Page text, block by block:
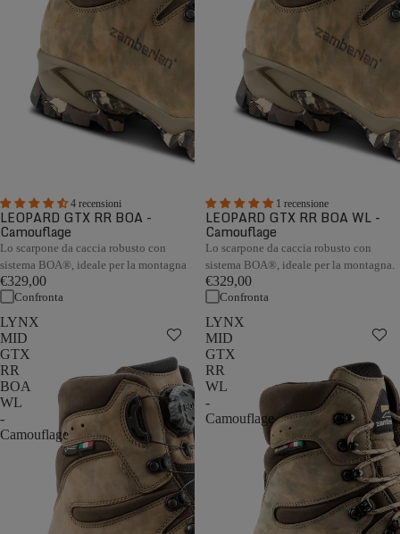
4 recensioni
LEOPARD GTX RR BOA -
Camouflage
Lo scarpone da caccia robusto con
sistema BOA®, ideale per la montagna
€329,00
Confronta
1 recensione
LEOPARD GTX RR BOA WL -
Camouflage
Lo scarpone da caccia robusto con
sistema BOA®, ideale per la montagna.
€329,00
Confronta
LYNX
MID
GTX
RR
BOA
WL
-
Camouflage
LYNX
MID
GTX
RR
WL
-
Camouflage